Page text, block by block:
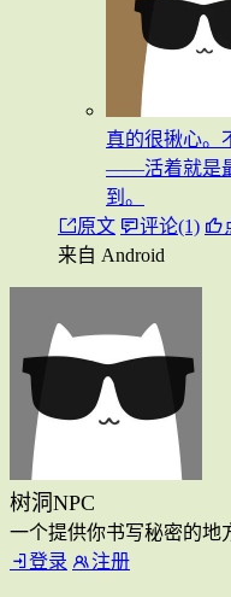
真的很揪心。
——活着就是
到。
原文
评论(1)
来自 Android
树洞NPC
一个提供你书写秘密的地
登录
注册